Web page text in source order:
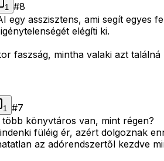
1 #8
egy asszisztens, ami segít egyes
elégíti ki.
faszság, mintha valaki azt
1 #7
könyvtáros van, mint régen?
füléig ér, azért dolgoznak
az adórendszertől kezdve